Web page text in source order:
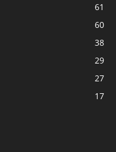
61
60
38
29
27
17